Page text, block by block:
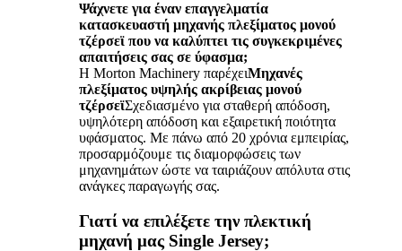
Ψάχνετε για έναν επαγγελματία
κατασκευαστή μηχανής πλεξίματος μονού
τζέρσεϊ που να καλύπτει τις συγκεκριμένες
απαιτήσεις σας σε ύφασμα;
Η Morton Machinery παρέχειΜηχανές
πλεξίματος υψηλής ακρίβειας μονού
τζέρσεϊΣχεδιασμένο για σταθερή απόδοση,
υψηλότερη απόδοση και εξαιρετική ποιότητα
υφάσματος. Με πάνω από 20 χρόνια εμπειρίας,
προσαρμόζουμε τις διαμορφώσεις των
μηχανημάτων ώστε να ταιριάζουν απόλυτα στις
ανάγκες παραγωγής σας.
Γιατί να επιλέξετε την πλεκτική
μηχανή μας Single Jersey;